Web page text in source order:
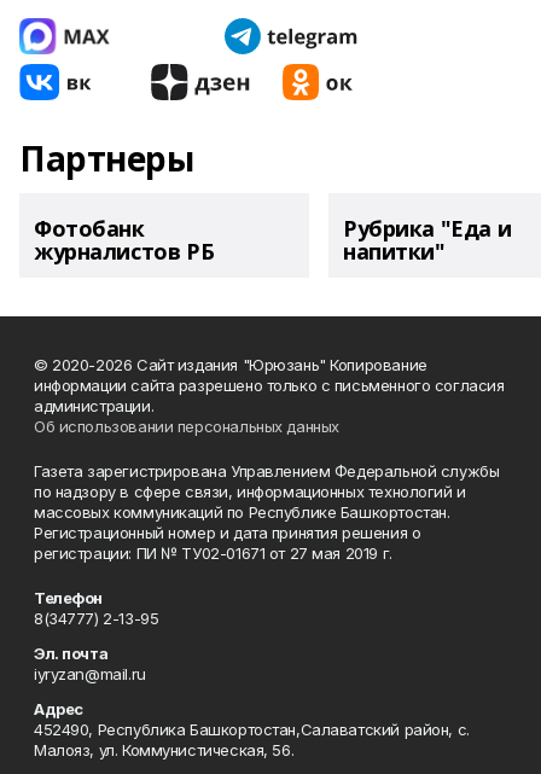
Партнеры
Фотобанк
журналистов РБ
Рубрика "Еда и
напитки"
© 2020-2026 Сайт издания "Юрюзань" Копирование
информации сайта разрешено только с письменного согласия
администрации.
Об использовании персональных данных
Газета зарегистрирована Управлением Федеральной службы
по надзору в сфере связи, информационных технологий и
массовых коммуникаций по Республике Башкортостан.
Регистрационный номер и дата принятия решения о
регистрации: ПИ № ТУ02-01671 от 27 мая 2019 г.
Телефон
8(34777) 2-13-95
Эл. почта
iyryzan@mail.ru
Адрес
452490, Республика Башкортостан,Салаватский район, с.
Малояз, ул. Коммунистическая, 56.